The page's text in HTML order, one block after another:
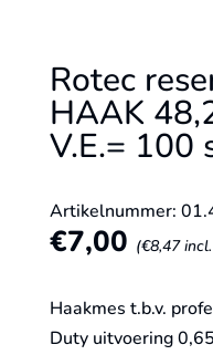
Rotec
HAAK
V.E.= 100
Artikelnummer:
€7,00 (€8,47
Haakmes t.b.v.
Duty uitvoering